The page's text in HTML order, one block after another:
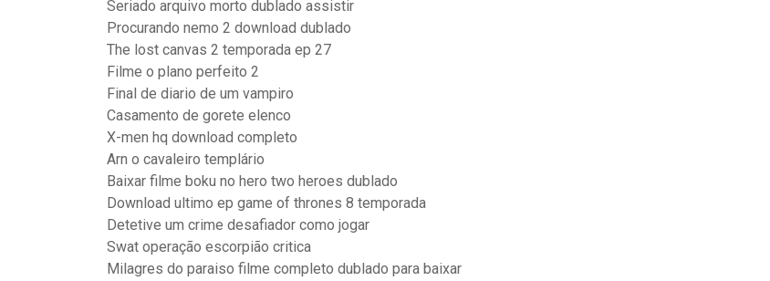
Seriado arquivo morto dublado assistir
Procurando nemo 2 download dublado
The lost canvas 2 temporada ep 27
Filme o plano perfeito 2
Final de diario de um vampiro
Casamento de gorete elenco
X-men hq download completo
Arn o cavaleiro templário
Baixar filme boku no hero two heroes dublado
Download ultimo ep game of thrones 8 temporada
Detetive um crime desafiador como jogar
Swat operação escorpião critica
Milagres do paraiso filme completo dublado para baixar